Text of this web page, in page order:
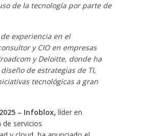
de la tecnología por parte de
experiencia en el
y CIO en empresas
y Deloitte, donde ha
de estrategias de TI,
tecnológicas a gran
– Infoblox, líder en
de servicios